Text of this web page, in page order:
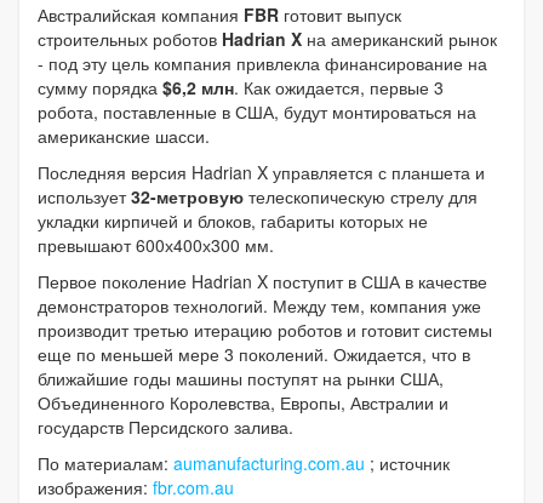
Австралийская компания FBR готовит выпуск
строительных роботов Hadrian X на американский рынок
- под эту цель компания привлекла финансирование на
сумму порядка $6,2 млн. Как ожидается, первые 3
робота, поставленные в США, будут монтироваться на
американские шасси.
Последняя версия Hadrian X управляется с планшета и
использует32-метровую телескопическую стрелу для
укладки кирпичей и блоков, габариты которых не
превышают 600х400х300 мм.
Первое поколение Hadrian X поступит в США в качестве
демонстраторов технологий. Между тем, компания уже
производит третью итерацию роботов и готовит системы
еще по меньшей мере 3 поколений. Ожидается, что в
ближайшие годы машины поступят на рынки США,
Объединенного Королевства, Европы, Австралии и
государств Персидского залива.
По материалам: aumanufacturing.com.au ; источник
изображения: fbr.com.au